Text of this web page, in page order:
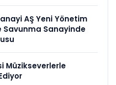
AŞ Yeni Yönetim
Savunma Sanayinde
Müzikseverlerle